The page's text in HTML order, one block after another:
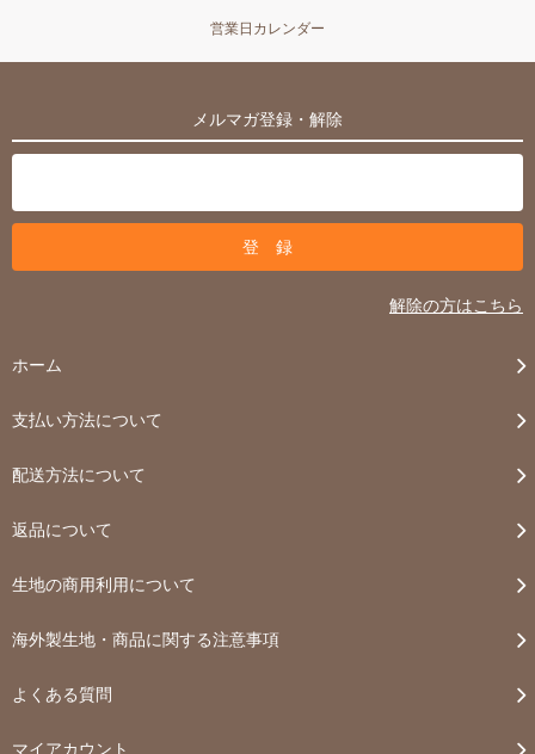
営業日カレンダー
メルマガ登録・解除
解除の方はこちら
ホーム
支払い方法について
配送方法について
返品について
生地の商用利用について
海外製生地・商品に関する注意事項
よくある質問
マイアカウント